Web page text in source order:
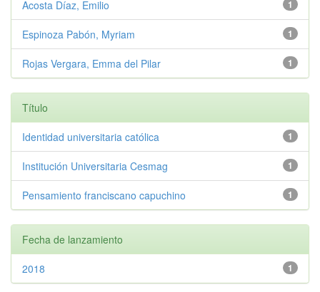
1
Acosta Díaz, Emilio
1
Espinoza Pabón, Myriam
1
Rojas Vergara, Emma del Pilar
Título
1
Identidad universitaria católica
1
Institución Universitaria Cesmag
1
Pensamiento franciscano capuchino
Fecha de lanzamiento
1
2018